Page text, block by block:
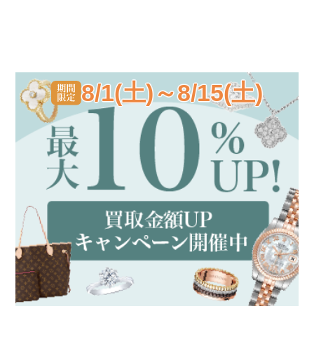
8/1(土)～8/15(土)